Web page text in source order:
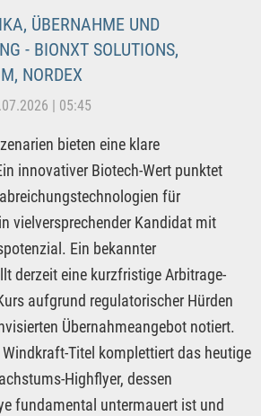
ÜBERNAHME UND
- BIONXT SOLUTIONS,
NORDEX
| 05:45
bieten eine klare
innovativer Biotech-Wert punktet
für
vielversprechender Kandidat mit
Ein bekannter
derzeit eine kurzfristige Arbitrage-
aufgrund regulatorischer Hürden
Übernahmeangebot notiert.
Titel komplettiert das heutige
Highflyer, dessen
fundamental untermauert ist und